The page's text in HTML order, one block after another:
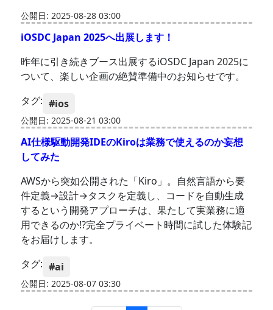
公開日: 2025-08-28 03:00
iOSDC Japan 2025へ出展します！
昨年に引き続きブース出展するiOSDC Japan 2025に
ついて、楽しい企画の絶賛準備中のお知らせです。
タグ: #ios
公開日: 2025-08-21 03:00
AI仕様駆動開発IDEのKiroは業務で使えるのか妄想
してみた
AWSから突如公開された「Kiro」。自然言語から要
件定義→設計→タスクを定義し、コードを自動生成
するという開発アプローチは、果たして実業務に適
用できるのか!?完全プライベート時間に試した体験記
をお届けします。
タグ: #ai
公開日: 2025-08-07 03:30